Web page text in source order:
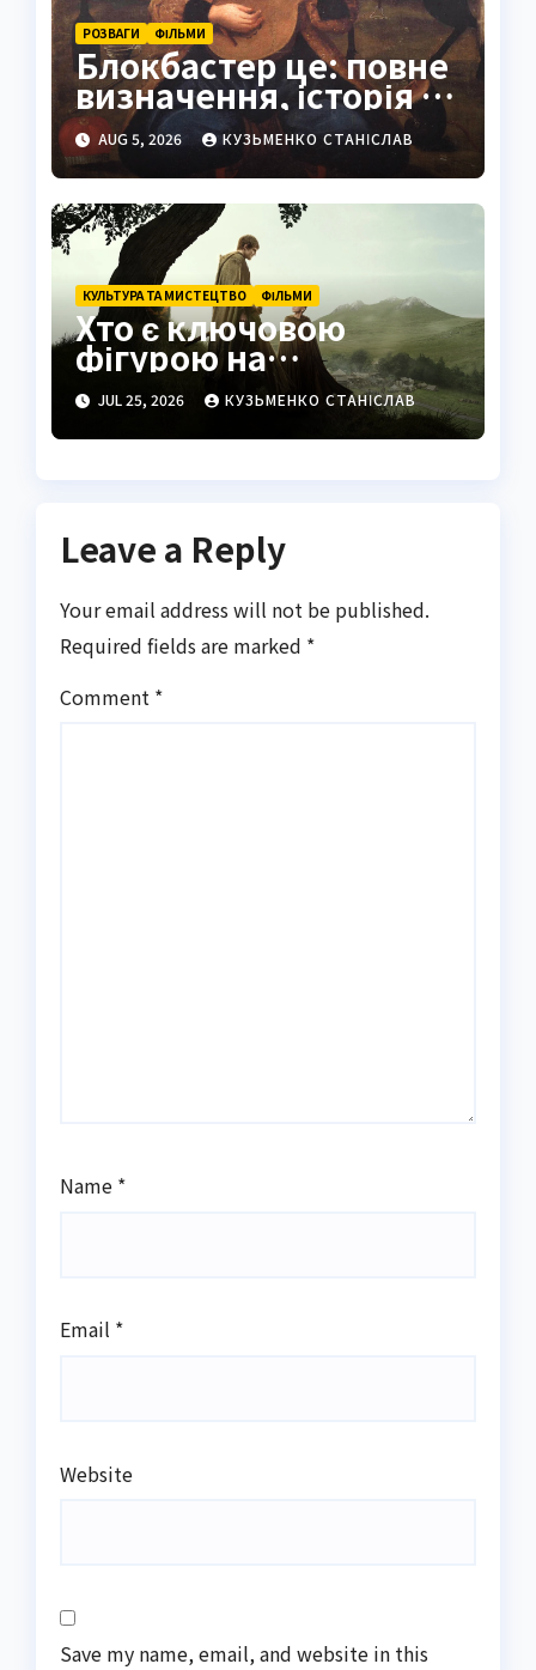
РОЗВАГИ ФІЛЬМИ
Блокбастер це: повне
визначення, історія та
сучасне значення
AUG 5, 2026 КУЗЬМЕНКО СТАНІСЛАВ
КУЛЬТУРА ТА МИСТЕЦТВО ФІЛЬМИ
Хто є ключовою
фігурою на
знімальному
майданчику
JUL 25, 2026 КУЗЬМЕНКО СТАНІСЛАВ
Leave a Reply
Your email address will not be published.
Required fields are marked *
Comment *
Name *
Email *
Website
Save my name, email, and website in this